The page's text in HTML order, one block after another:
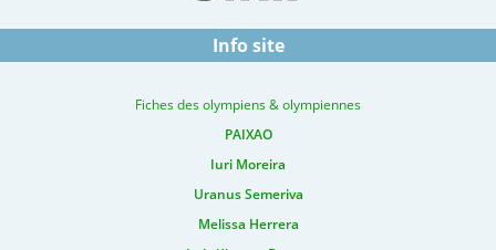
Info site
Fiches des olympiens & olympiennes
PAIXAO
Iuri Moreira
Uranus Semeriva
Melissa Herrera